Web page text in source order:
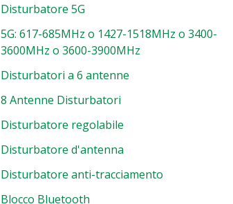
Disturbatore 5G
5G: 617-685MHz o 1427-1518MHz o 3400-
3600MHz o 3600-3900MHz
Disturbatori a 6 antenne
8 Antenne Disturbatori
Disturbatore regolabile
Disturbatore d'antenna
Disturbatore anti-tracciamento
Blocco Bluetooth